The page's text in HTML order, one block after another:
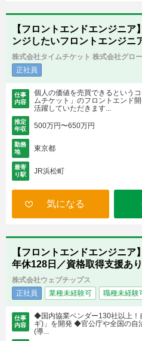
【フロントエンドエンジニ
ンジしたいフロントエンジニ
株式会社タイムチケット 株式会社グロ
正社員
仕事
内容
個人の価値を売買できるという
ムチケット」のフロントエンド
活躍していただきます...
推定
年収
500万円〜650万円
勤務
地
東京都
最寄
り駅
JR浜松町
気になる
【フロントエンドエンジニ
年休128⽇／資格取得支援あり
株式会社ウェブチップス
正社員
業種未経験可 職種未経験
仕事
内容
◆国内協業ベンダー130社以上！
ギ)」を開発 ◆官公庁や全国の自
(導...